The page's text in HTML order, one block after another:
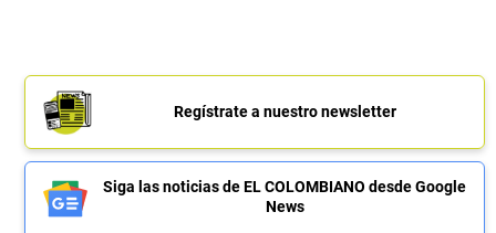
Regístrate a nuestro newsletter
Siga las noticias de EL COLOMBIANO desde Google
News